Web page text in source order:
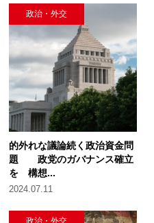
政治・外交
的外れな議論続く政治資金問
題 政党のガバナンス確立
を 構想...
2024.07.11
政治・外交